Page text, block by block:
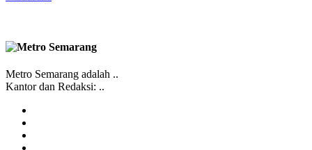
Metro Semarang adalah ..
Kantor dan Redaksi: ..